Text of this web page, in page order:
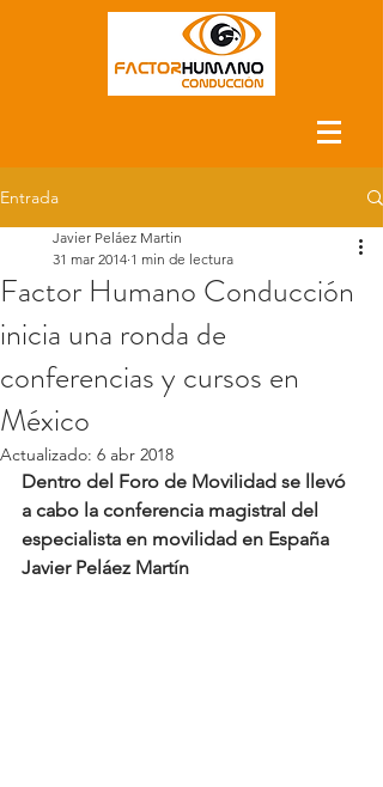
Entrada
Factor Humano Conducción
inicia una ronda de
conferencias y cursos en
México
Javier Peláez Martin
31 mar 2014 1 min de lectura
Actualizado: 6 abr 2018
Dentro del Foro de Movilidad se llevó
a cabo la conferencia magistral del
especialista en movilidad en España
Javier Peláez Martín